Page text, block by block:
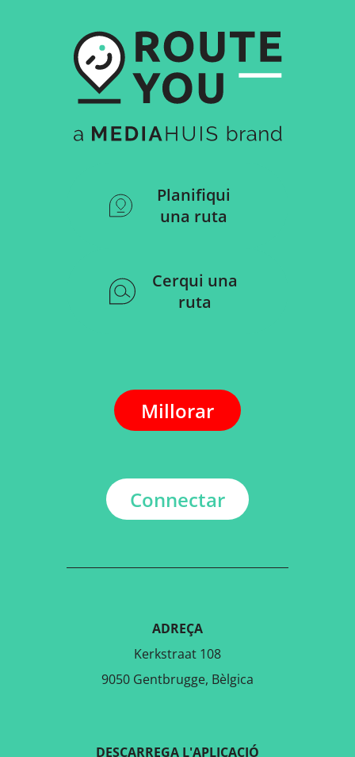
Planifiqui
una ruta
Cerqui una
ruta
Millorar
Connectar
ADREÇA
Kerkstraat 108
9050 Gentbrugge, Bèlgica
DESCARREGA L'APLICACIÓ